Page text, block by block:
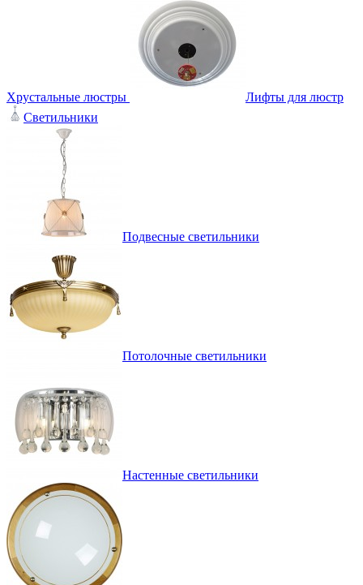
Хрустальные люстры
Лифты для люстр
Светильники
Подвесные светильники
Потолочные светильники
Настенные светильники